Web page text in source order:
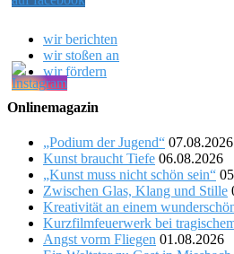
wir berichten
wir stoßen an
wir fördern
Onlinemagazin
„Podium der Jugend“ 07.08.2026
Kunst braucht Tiefe 06.08.2026
„Kunst muss nicht schön sein“
Zwischen Glas, Klang und Stille
Kreativität an einem
Kurzfilmfeuerwerk bei
Angst vorm Fliegen 01.08.2026